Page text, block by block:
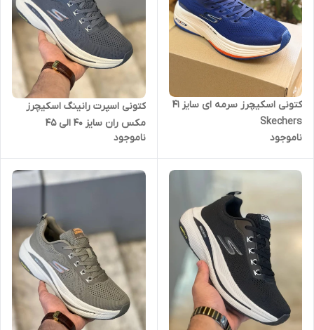
کتونی اسکیچرز سرمه ای سایز ۴۱
Skechers
ناموجود
کتونی اسپرت رانینگ اسکیچرز
مکس ران سایز 40 الی 45
Skechers Max Run
ناموجود